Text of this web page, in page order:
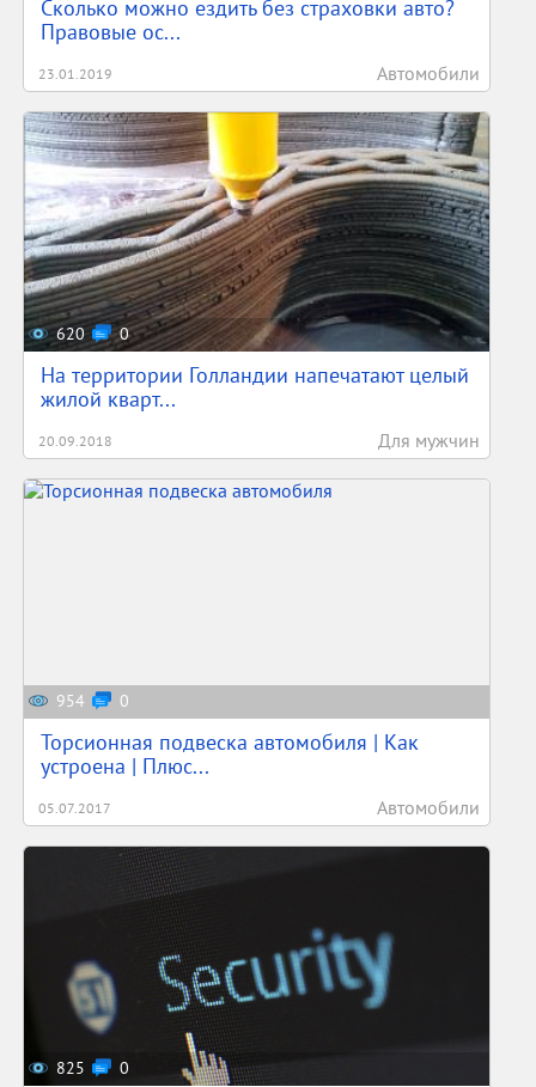
Сколько можно ездить без страховки авто?
Правовые ос...
23.01.2019 Автомобили
620 0
На территории Голландии напечатают целый
жилой кварт...
20.09.2018 Для мужчин
954 0
Торсионная подвеска автомобиля | Как
устроена | Плюс...
05.07.2017 Автомобили
825 0